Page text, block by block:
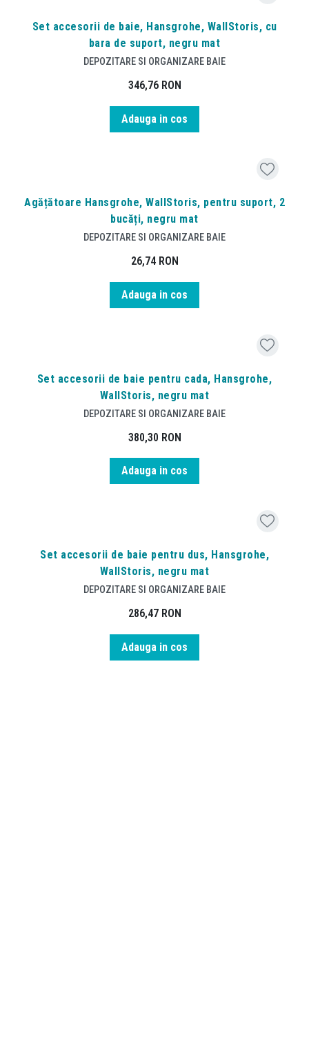
Set accesorii de baie, Hansgrohe, WallStoris, cu
bara de suport, negru mat
DEPOZITARE SI ORGANIZARE BAIE
346,76 RON
Adauga in cos
Agățătoare Hansgrohe, WallStoris, pentru suport, 2
bucăți, negru mat
DEPOZITARE SI ORGANIZARE BAIE
26,74 RON
Adauga in cos
Set accesorii de baie pentru cada, Hansgrohe,
WallStoris, negru mat
DEPOZITARE SI ORGANIZARE BAIE
380,30 RON
Adauga in cos
Set accesorii de baie pentru dus, Hansgrohe,
WallStoris, negru mat
DEPOZITARE SI ORGANIZARE BAIE
286,47 RON
Adauga in cos